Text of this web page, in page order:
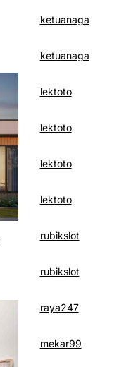
ketuanaga
ketuanaga
lektoto
lektoto
lektoto
lektoto
rubikslot
rubikslot
raya247
mekar99